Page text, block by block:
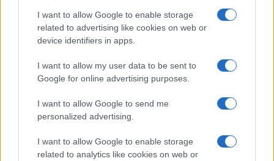
I want to allow Google to enable storage
related to advertising like cookies on web or
device identifiers in apps.
I want to allow my user data to be sent to
Google for online advertising purposes.
I want to allow Google to send me
personalized advertising.
I want to allow Google to enable storage
related to analytics like cookies on web or
dunque antisemita chi si oppone a lui.
Non sappiamo se Netanyau, che pare sottoposto
a una forte pressione da settori dell’establishment
comunque le critiche rivoltegli da un editorialista
non convincono.